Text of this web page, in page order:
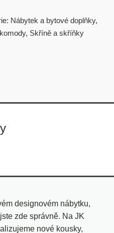
Nábytek a bytové doplňky,
, Skříně a skříňky
designovém nábytku,
zde správně. Na JK
nové kousky,